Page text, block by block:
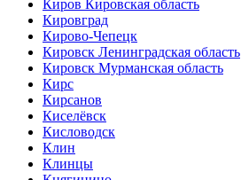
Киров Кировская область
Кировград
Кирово-Чепецк
Кировск Ленинградская область
Кировск Мурманская область
Кирс
Кирсанов
Киселёвск
Кисловодск
Клин
Клинцы